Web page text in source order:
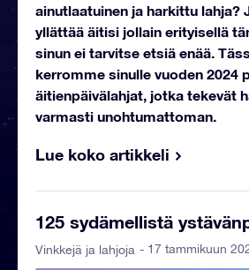
ainutlaatuinen ja harkittu lahja?
yllättää äitisi jollain erityisellä
sinun ei tarvitse etsiä enää.
kerromme sinulle vuoden 2024
äitienpäivälahjat, jotka tekevät
varmasti unohtumattoman.
Lue koko artikkeli
125 sydämellistä
Vinkkejä ja lahjoja - 17 tammikuun